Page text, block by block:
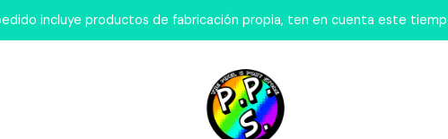
incluye productos de fabricación propia, ten en cuenta este
Inicio Para tu Escritorio Lápices Gel PILOT Lapiz Gel POPLOL
|
PILOT